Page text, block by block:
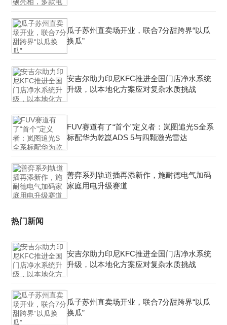
瓜子苏州直卖场开业，联合7分甜跨界“以瓜
换瓜”
安吉尔助力印尼KFC推进全国门店净水系统
升级，以本地化方案应对复杂水质挑战
FUV赛道有了“首个”定义者：岚图追光S全系
标配华为乾崑ADS 5与四颗激光雷达
善弈系列轨道插再添新作，施耐德电气加码
家庭用电升级赛道
热门新闻
安吉尔助力印尼KFC推进全国门店净水系统
升级，以本地化方案应对复杂水质挑战
瓜子苏州直卖场开业，联合7分甜跨界“以瓜
换瓜”